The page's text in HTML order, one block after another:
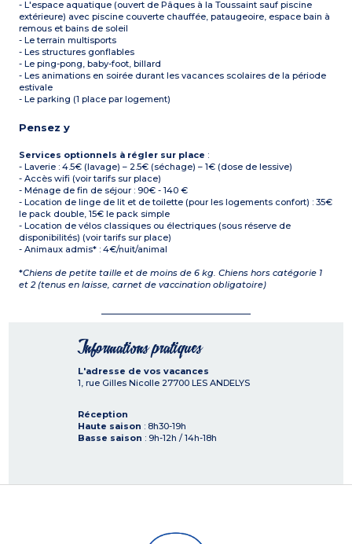
- L'espace aquatique (ouvert de Pâques à la Toussaint sauf piscine
extérieure) avec piscine couverte chauffée, pataugeoire, espace bain à
remous et bains de soleil
- Le terrain multisports
- Les structures gonflables
- Le ping-pong, baby-foot, billard
- Les animations en soirée durant les vacances scolaires de la période
estivale
- Le parking (1 place par logement)
Pensez y
Services optionnels à régler sur place :
- Laverie : 4.5€ (lavage) – 2.5€ (séchage) – 1€ (dose de lessive)
- Accès wifi (voir tarifs sur place)
- Ménage de fin de séjour : 90€ - 140 €
- Location de linge de lit et de toilette (pour les logements confort) : 35€
le pack double, 15€ le pack simple
- Location de vélos classiques ou électriques (sous réserve de
disponibilités) (voir tarifs sur place)
- Animaux admis* : 4€/nuit/animal
*Chiens de petite taille et de moins de 6 kg. Chiens hors catégorie 1
et 2 (tenus en laisse, carnet de vaccination obligatoire)
Informations pratiques
L'adresse de vos vacances
1, rue Gilles Nicolle 27700 LES ANDELYS
Réception
Haute saison : 8h30-19h
Basse saison : 9h-12h / 14h-18h